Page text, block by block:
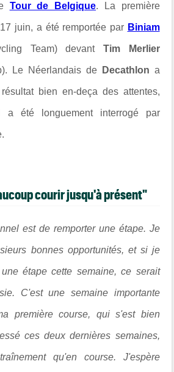
Tour de Belgique. La première
juin, a été remportée par Biniam
Team) devant Tim Merlier
Le Néerlandais de Decathlon a
bien en-deça des attentes,
été longuement interrogé par
courir jusqu'à présent"
est de remporter une étape. Je
bonnes opportunités, et si je
étape cette semaine, ce serait
C'est une semaine importante
première course, qui s'est bien
ces deux dernières semaines,
qu'en course. J'espère